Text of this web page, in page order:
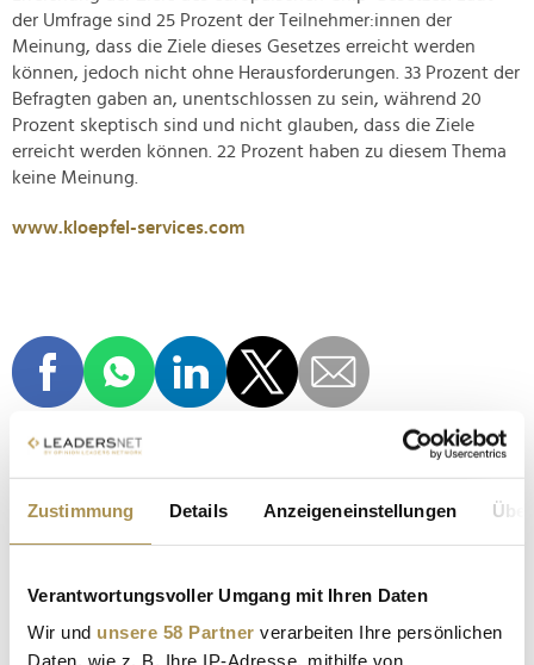
Zustimmung Details Anzeigeneinstellungen
Verantwortungsvoller Umgang mit Ihren Daten
Wir und unsere 58 Partner verarbeiten Ihre persönlichen
Daten, wie z. B. Ihre IP-Adresse, mithilfe von
der Umfrage sind 25 Prozent der Teilnehmer:innen der
Meinung, dass die Ziele dieses Gesetzes erreicht werden
können, jedoch nicht ohne Herausforderungen. 33 Prozent der
Befragten gaben an, unentschlossen zu sein, während 20
Prozent skeptisch sind und nicht glauben, dass die Ziele
erreicht werden können. 22 Prozent haben zu diesem Thema
keine Meinung.
www.kloepfel-services.com
aus verschiedenen Branchen und Unternehmen bis 500
Millionen Euro Jahresumsatz.